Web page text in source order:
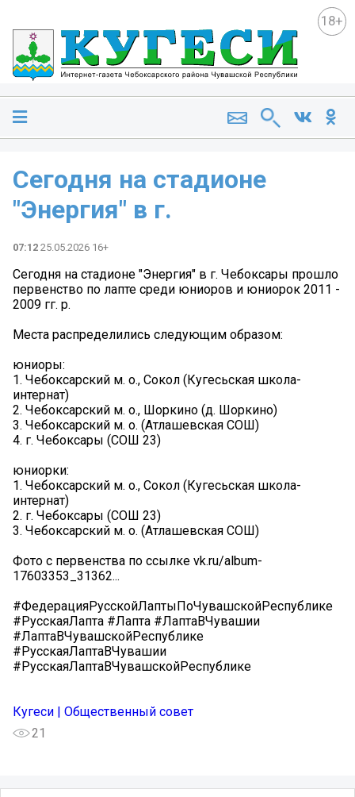
18+
Сегодня на стадионе
"Энергия" в г.
07:12 25.05.2026 16+
Сегодня на стадионе "Энергия" в г. Чебоксары прошло
первенство по лапте среди юниоров и юниорок 2011 -
2009 гг. р.
Места распределились следующим образом:
юниоры:
1. Чебоксарский м. о., Сокол (Кугесьская школа-
интернат)
2. Чебоксарский м. о., Шоркино (д. Шоркино)
3. Чебоксарский м. о. (Атлашевская СОШ)
4. г. Чебоксары (СОШ 23)
юниорки:
1. Чебоксарский м. о., Сокол (Кугесьская школа-
интернат)
2. г. Чебоксары (СОШ 23)
3. Чебоксарский м. о. (Атлашевская СОШ)
Фото с первенства по ссылке vk.ru/album-
17603353_31362...
#ФедерацияРусскойЛаптыПоЧувашскойРеспублике
#РусскаяЛапта #Лапта #ЛаптаВЧувашии
#ЛаптаВЧувашскойРеспублике
#РусскаяЛаптаВЧувашии
#РусскаяЛаптаВЧувашскойРеспублике
Кугеси | Общественный совет
21